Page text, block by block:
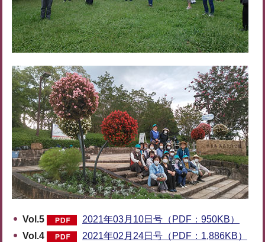
Vol.5
2021年03月10日号（PDF：950KB）
Vol.4
2021年02月24日号（PDF：1,886KB）